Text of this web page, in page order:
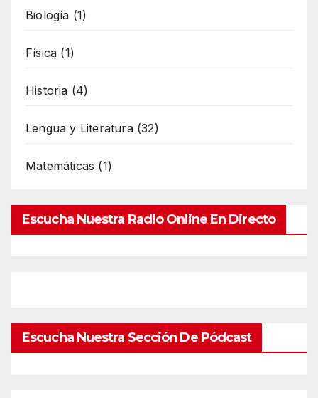
Biología (1)
Física (1)
Historia (4)
Lengua y Literatura(32)
Matemáticas (1)
Escucha Nuestra Radio Online En Directo
Escucha Nuestra Sección De Pódcast